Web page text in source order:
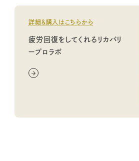
詳細＆購入はこちらから
疲労回復をしてくれるリカバリ
ープロラボ